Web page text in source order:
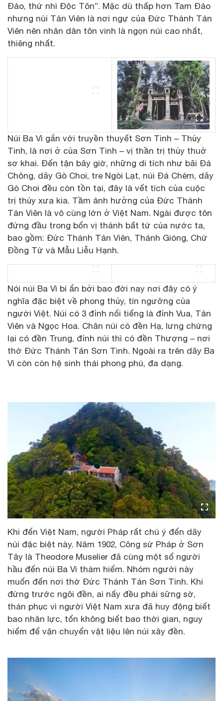
Đảo, thứ nhì Độc Tôn”. Mặc dù thấp hơn Tam Đảo
nhưng núi Tản Viên là nơi ngự của Đức Thánh Tản
Viên nên nhân dân tôn vinh là ngọn núi cao nhất,
thiêng nhất.
Núi Ba Vì gắn với truyền thuyết Sơn Tinh – Thủy
Tinh, là nơi ở của Sơn Tinh – vị thần trị thủy thuở
sơ khai. Đến tận bây giờ, những di tích như bãi Đá
Chông, dãy Gò Choi, tre Ngòi Lạt, núi Đá Chèm, dãy
Gò Choi đều còn tồn tại, đây là vết tích của cuộc
trị thủy xưa kia. Tầm ảnh hưởng của Đức Thánh
Tản Viên là vô cùng lớn ở Việt Nam. Ngài được tôn
đứng đầu trong bốn vị thánh bất tử của nước ta,
bao gồm: Đức Thánh Tản Viên, Thánh Gióng, Chử
Đồng Tử và Mẫu Liễu Hạnh.
Nói núi Ba Vì bí ẩn bởi bao đời nay nơi đây có ý
nghĩa đặc biệt về phong thủy, tín ngưỡng của
người Việt. Núi có 3 đỉnh nổi tiếng là đỉnh Vua, Tản
Viên và Ngọc Hoa. Chân núi có đền Hạ, lưng chừng
lại có đền Trung, đỉnh núi thì có đền Thượng – nơi
thờ Đức Thánh Tản Sơn Tinh. Ngoài ra trên dãy Ba
Vì còn còn hệ sinh thái phong phú, đa dạng.
Khi đến Việt Nam, người Pháp rất chú ý đến dãy
núi đặc biệt này. Năm 1902, Công sứ Pháp ở Sơn
Tây là Theodore Muselier đã cùng một số người
hầu đến núi Ba Vì thám hiểm. Nhóm người này
muốn đến nơi thờ Đức Thánh Tản Sơn Tinh. Khi
đứng trước ngôi đền, ai nấy đều phải sững sờ,
thán phục vì người Việt Nam xưa đã huy động biết
bao nhân lực, tốn không biết bao thời gian, nguy
hiểm để vận chuyển vật liệu lên núi xây đền.